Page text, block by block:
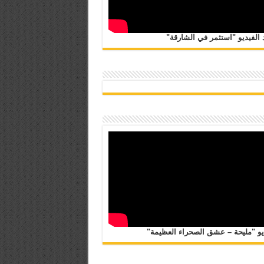
الفيديو "استثمر في الشارقة"
"مليحة – عشق الصحراء العظيمة"